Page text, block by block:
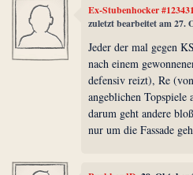
Ex-Stubenhocker
zuletzt bearbeitet am 27.
Jeder der mal gegen
nach einem
defensiv reizt), Re
angeblichen Topspiele
darum geht andere
nur um die Fassade